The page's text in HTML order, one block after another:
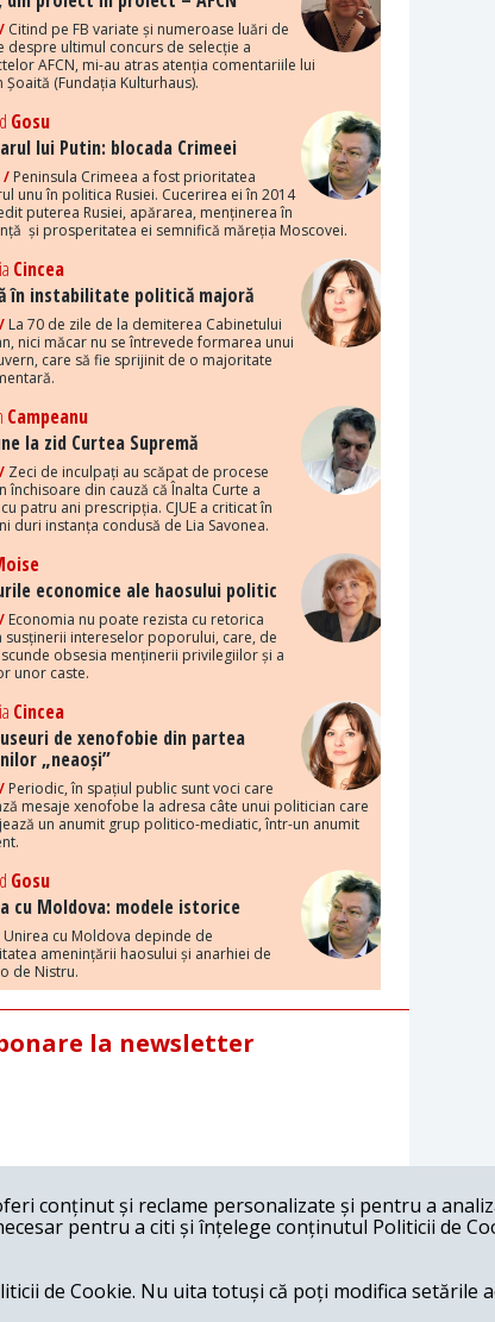
Citind pe FB variate și numeroase luări de
despre ultimul concurs de selecție a
AFCN, mi-au atras atenția comentariile lui
Șoaită (Fundația Kulturhaus).
Gosu
lui Putin: blocada Crimeei
/ Peninsula Crimeea a fost prioritatea
unu în politica Rusiei. Cucerirea ei în 2014
puterea Rusiei, apărarea, menținerea în
și prosperitatea ei semnifică măreția Moscovei.
Cincea
în instabilitate politică majoră
La 70 de zile de la demiterea Cabinetului
nici măcar nu se întrevede formarea unui
care să fie sprijinit de o majoritate
Campeanu
la zid Curtea Supremă
Zeci de inculpați au scăpat de procese
închisoare din cauză că Înalta Curte a
patru ani prescripția. CJUE a criticat în
duri instanța condusă de Lia Savonea.
economice ale haosului politic
Economia nu poate rezista cu retorica
susținerii intereselor poporului, care, de
obsesia menținerii privilegiilor și a
unor caste.
Cincea
de xenofobie din partea
„neaoși”
Periodic, în spațiul public sunt voci care
mesaje xenofobe la adresa câte unui politician care
un anumit grup politico-mediatic, într-un anumit
Gosu
cu Moldova: modele istorice
Unirea cu Moldova depinde de
amenințării haosului și anarhiei de
de Nistru.
la newsletter
conținut și reclame personalizate și pentru a
pentru a citi și înțelege conținutul Politicii de
de Cookie. Nu uita totuși că poți modifica setările